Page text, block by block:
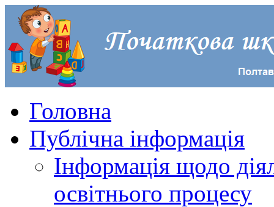
Головна
Публічна інформація
Інформація щодо
освітнього процесу